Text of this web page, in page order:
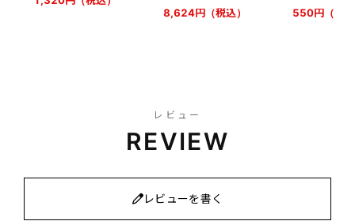
8,624円（税込） 550円（税
レビュー
REVIEW
レビューを書く